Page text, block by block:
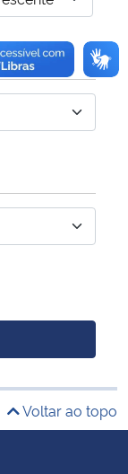
Voltar ao topo